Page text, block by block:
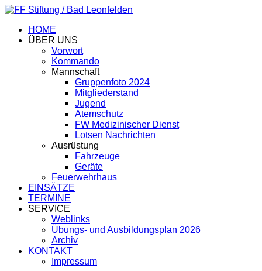
HOME
ÜBER UNS
Vorwort
Kommando
Mannschaft
Gruppenfoto 2024
Mitgliederstand
Jugend
Atemschutz
FW Medizinischer Dienst
Lotsen Nachrichten
Ausrüstung
Fahrzeuge
Geräte
Feuerwehrhaus
EINSÄTZE
TERMINE
SERVICE
Weblinks
Übungs- und Ausbildungsplan 2026
Archiv
KONTAKT
Impressum